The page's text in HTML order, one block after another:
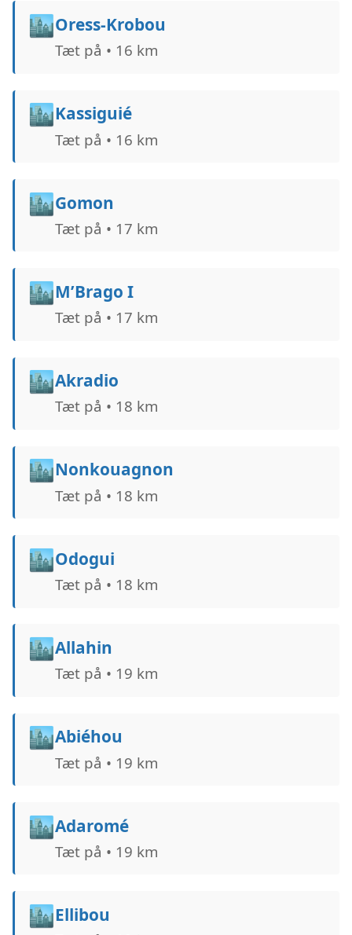
🏙️Oress-Krobou
Tæt på • 16 km
🏙️Kassiguié
Tæt på • 16 km
🏙️Gomon
Tæt på • 17 km
🏙️M’Brago I
Tæt på • 17 km
🏙️Akradio
Tæt på • 18 km
🏙️Nonkouagnon
Tæt på • 18 km
🏙️Odogui
Tæt på • 18 km
🏙️Allahin
Tæt på • 19 km
🏙️Abiéhou
Tæt på • 19 km
🏙️Adaromé
Tæt på • 19 km
🏙️Ellibou